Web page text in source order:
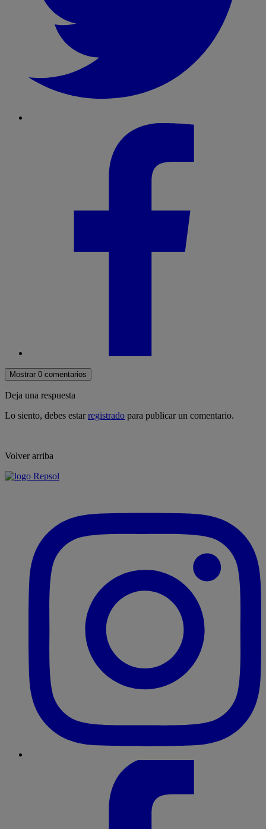
Mostrar 0 comentarios
Deja una respuesta
Lo siento, debes estarregistrado para publicar un comentario.
Volver arriba